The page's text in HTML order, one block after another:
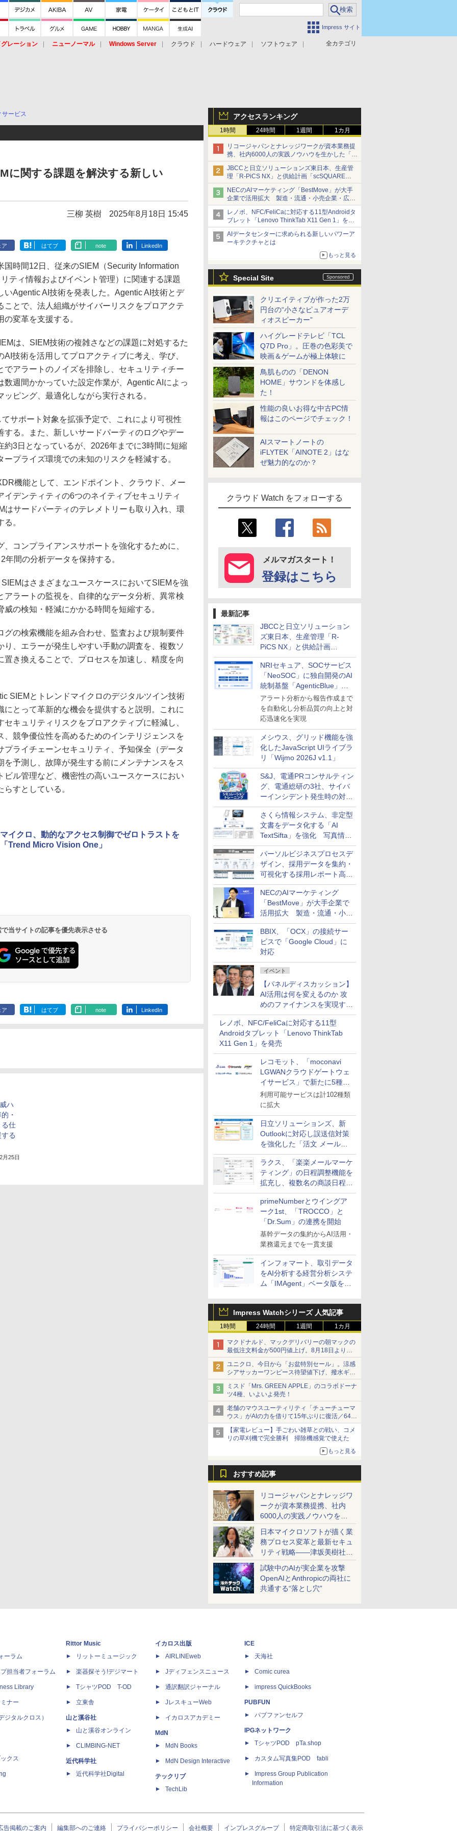
Impress サイト
全カテゴリ
グレーション ニューノーマル Windows Server クラウド ハードウェア
ソフトウェア
アクセスランキング
1時間 24時間 1週間 1カ月
リコージャパンとナレッジワークが資本業務提
携、社内6000人の実践ノウハウを生かした「AI
商談記録 for RICOH」を展開へ
JBCCと日立ソリューションズ東日本、生産管
理「R-PiCS NX」と供給計画「scSQUARE
ISP」の連携サービスを提供開始
NECのAIマーケティング「BestMove」が大手
企業で活用拡大 製造・流通・小売企業・広告
代理店などが実装フェーズへ
レノボ、NFC/FeliCaに対応する11型Androidタ
ブレット「Lenovo ThinkTab X11 Gen 1」を発
売
AIデータセンターに求められる新しいパワーア
ーキテクチャとは
もっと見る
Special Site
クリエイティブが作った2万
円台の“小さなピュアオーデ
ィオスピーカー”
ハイグレードテレビ「TCL
Q7D Pro」。圧巻の色彩美で
映画＆ゲームが極上体験に
鳥肌ものの「DENON
HOME」サウンドを体感し
た！
性能の良いお得な中古PC情
報はこのページでチェック！
AIスマートノートの
iFLYTEK「AINOTE 2」はな
ぜ魅力的なのか？
クラウド Watch をフォローする
メルマガスタート！
登録はこちら
最新記事
JBCCと日立ソリューション
ズ東日本、生産管理「R-
PiCS NX」と供給計画
「scSQUARE ISP」の連携サ
ービスを提供開始
NRIセキュア、SOCサービス
「NeoSOC」に独自開発のAI
統制基盤「AgenticBlue」を
導入
アラート分析から報告作成まで
を自動化し分析品質の向上と対
応迅速化を実現
メシウス、グリッド機能を強
化したJavaScript UIライブラ
リ「Wijmo 2026J v1.1」
S&J、電通PRコンサルティン
グ、電通総研の3社、サイバ
ーインシデント発生時の対応
と危機管理広報を一体的に訓
練するプログラムを提供
さくら情報システム、非定型
文書をデータ化する「AI
TextSifta」を強化 写真情報
のデータ化などに対応
パーソルビジネスプロセスデ
ザイン、採用データを集約・
可視化する採用レポート高速
化サービスを提供
NECのAIマーケティング
「BestMove」が大手企業で
活用拡大 製造・流通・小売
企業・広告代理店などが実装
フェーズへ
BBIX、「OCX」の接続サー
ビスで「Google Cloud」に
対応
イベント
【パネルディスカッション】
AI活用は何を変えるのか 攻
めのファイナンスを実現する
業務設計とマインドセット変
革
レノボ、NFC/FeliCaに対応する11型
Androidタブレット「Lenovo ThinkTab
X11 Gen 1」を発売
レコモット、「moconavi
LGWANクラウドゲートウェ
イサービス」で新たに5種類
のサービスと連携開始
利用可能サービスは計102種類
に拡大
日立ソリューションズ、新
Outlookに対応し誤送信対策
を強化した「活文 メール誤
送信防止アドインサービス」
を提供
ラクス、「楽楽メールマーケ
ティング」の日程調整機能を
拡充し、複数名の商談日程調
整を効率化
primeNumberとウイングア
ーク1st、「TROCCO」と
「Dr.Sum」の連携を開始
基幹データの集約からAI活用・
業務還元までを一貫支援
インフォマート、取引データ
をAI分析する経営分析システ
ム「IMAgent」ベータ版を提
Impress Watchシリーズ 人気記事
1時間 24時間 1週間 1カ月
マクドナルド、マックデリバリーの朝マックの
最低注文料金が500円値上げ。8月18日より
1,500円から受付
ユニクロ、今日から「お盆特別セール」。涼感
シアサッカーワンピース待望値下げ、撥水ギア
ショーツは1990円に
ミスド「Mrs. GREEN APPLE」のコラボドーナ
ツ4種、いよいよ発売！
老舗のマウスユーティリティ「チューチューマ
ウス」がAIの力を借りて15年ぶりに復活／64bit
化、Windows 10/11、「Chrome」も走り回
る。復活記念で2026年末まで500円
【家電レビュー】手ごわい雑草との戦い、コメ
リの草刈機で完全勝利 掃除機感覚で使えた
もっと見る
おすすめ記事
リコージャパンとナレッジワ
ークが資本業務提携、社内
6000人の実践ノウハウを生
かした「AI商談記録 for
RICOH」を展開へ
日本マイクロソフトが描く業
務プロセス変革と最新セキュ
リティ戦略――津坂美樹社長
が2027年度戦略を説明
試験中のAIが実企業を攻撃
OpenAIとAnthropicの両社に
共通する“落とし穴”
サービス
に関する課題を解決する新しい
三柳 英樹 2025年8月18日 15:45
ア はてブ note LinkedIn
時間12日、従来のSIEM（Security Information
ティ情報およびイベント管理）に関連する課題
いAgentic AI技術を発表した。Agentic AI技術とデ
ことで、法人組織がサイバーリスクをプロアクテ
変革を支援する。
は、SIEM技術の複雑さなどの課題に対処するた
技術を活用してプロアクティブに考え、学び、
でアラートのノイズを排除し、セキュリティチー
数週間かかっていた設定作業が、Agentic AIによっ
ピング、最適化しながら実行される。
サポート対象を拡張予定で、これにより可視性
する。また、新しいサードパーティのログやデー
約3日となっているが、2026年までに3時間に短縮
プライズ環境での未知のリスクを軽減する。
機能として、エンドポイント、クラウド、メー
イデンティティの6つのネイティブセキュリティ
はサードパーティのテレメトリーも取り入れ、環
。
コンプライアンスサポートを強化するために、
間の分析データを保持する。
はさまざまなユースケースにおいてSIEMを強
アラートの監視を、自律的なデータ分析、異常検
の検知・軽減にかかる時間を短縮する。
の検索機能を組み合わせ、監査および規制要件
、エラーが発生しやすい手動の調査を、複数ソ
置き換えることで、プロセスを加速し、精度を向
SIEMとトレンドマイクロのデジタルツイン技術
にとって革新的な機会を提供すると説明。これに
キュリティリスクをプロアクティブに軽減し、
、競争優位性を高めるためのインテリジェンスを
ライチェーンセキュリティ、予知保全（データ
予測し、故障が発生する前にメンテナンスをス
ビル管理など、機密性の高いユースケースにおい
すとしている。
マイクロ、動的なアクセス制御でゼロトラストを
Trend Micro Vision One」
当サイトの記事を優先表示させる
ア はてブ note LinkedIn
ハ
・
る仕
る
月25日
ーラム
担当者フォーラム
Library
ナー
ジタルクロス）
クス
Rittor Music
リットーミュージック
楽器探そう!デジマート
TシャツPOD T-OD
立東舎
山と溪谷社
山と溪谷オンライン
CLIMBING-NET
近代科学社
近代科学社Digital
イカロス出版
AIRLINEweb
Jディフェンスニュース
通訳翻訳ジャーナル
JレスキューWeb
イカロスアカデミー
MdN
MdN Books
MdN Design Interactive
テックリブ
TechLib
ICE
天海社
Comic curea
impress QuickBooks
PUBFUN
パブファンセルフ
IPGネットワーク
TシャツPOD pTa.shop
カスタム写真集POD fabli
Impress Group Publication
Information
告掲載のご案内 編集部へのご連絡 プライバシーポリシー 会社概要 インプレスグループ 特定商取引法に基づく表示